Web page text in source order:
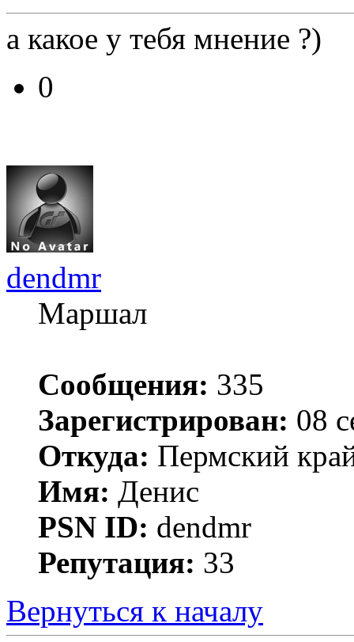
а какое у тебя мнение ?)
0
dendmr
Маршал
Сообщения: 335
Зарегистрирован: 08
Откуда: Пермский
Имя: Денис
PSN ID: dendmr
Репутация: 33
Вернуться к началу